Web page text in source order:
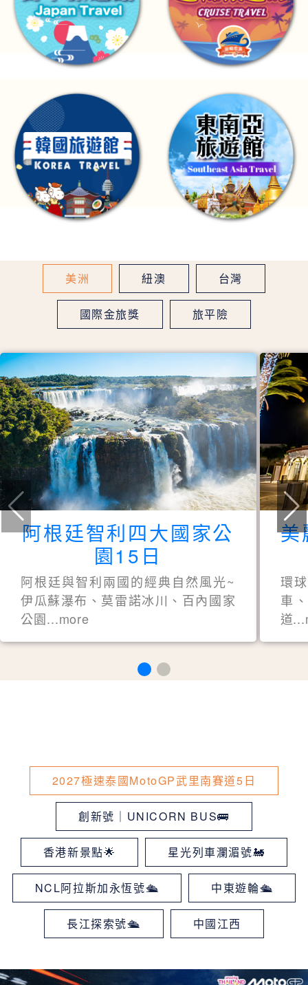
美洲 紐澳 台灣
國際金旅獎 旅平險
阿根廷智利四大國家公
園15日
阿根廷與智利兩國的經典自然風光~
伊瓜蘇瀑布、莫雷諾冰川、百內國家
公園...more
美
環
車
道
2027極速泰國MotoGP武里南賽道5日
創新號｜UNICORN BUS🚌
香港新景點🌟 星光列車瀾湄號🚂
NCL阿拉斯加永恆號🛳 中東遊輪🛳
長江探索號🛳 中國江西